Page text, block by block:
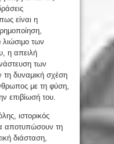
είναι η
λιώσιμο των
η απειλή
των
δυναμική σχέση
με τη φύση,
επιβίωσή του.
ιστορικός
αποτυπώσουν τη
διάσταση,